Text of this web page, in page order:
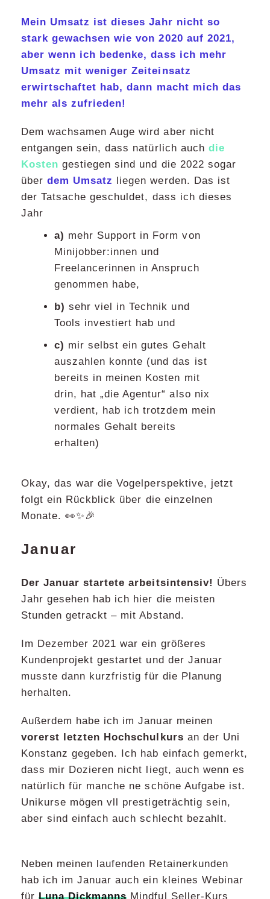
Mein Umsatz ist dieses Jahr nicht so
stark gewachsen wie von 2020 auf 2021,
aber wenn ich bedenke, dass ich mehr
Umsatz mit weniger Zeiteinsatz
erwirtschaftet hab, dann macht mich das
mehr als zufrieden!
Dem wachsamen Auge wird aber nicht
entgangen sein, dass natürlich auch die
Kosten gestiegen sind und die 2022 sogar
überdem Umsatz liegen werden. Das ist
der Tatsache geschuldet, dass ich dieses
Jahr
a) mehr Support in Form von
Minijobber:innen und
Freelancerinnen in Anspruch
genommen habe,
b) sehr viel in Technik und
Tools investiert hab und
c) mir selbst ein gutes Gehalt
auszahlen konnte (und das ist
bereits in meinen Kosten mit
drin, hat „die Agentur“ also nix
verdient, hab ich trotzdem mein
normales Gehalt bereits
erhalten)
Okay, das war die Vogelperspektive, jetzt
folgt ein Rückblick über die einzelnen
Monate. 👀✨🎉
Januar
Der Januar startete arbeitsintensiv! Übers
Jahr gesehen hab ich hier die meisten
Stunden getrackt – mit Abstand.
Im Dezember 2021 war ein größeres
Kundenprojekt gestartet und der Januar
musste dann kurzfristig für die Planung
herhalten.
Außerdem habe ich im Januar meinen
vorerst letzten Hochschulkurs an der Uni
Konstanz gegeben. Ich hab einfach gemerkt,
dass mir Dozieren nicht liegt, auch wenn es
natürlich für manche ne schöne Aufgabe ist.
Unikurse mögen vll prestigeträchtig sein,
aber sind einfach auch schlecht bezahlt.
Neben meinen laufenden Retainerkunden
hab ich im Januar auch ein kleines Webinar
fürLuna Dickmanns Mindful Seller-Kurs